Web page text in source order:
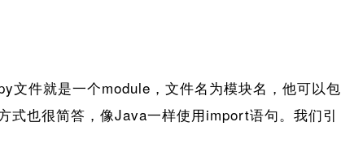
件就是一个module，文件名为模块名，他可以包
式也很简答，像Java一样使用import语句。我们引